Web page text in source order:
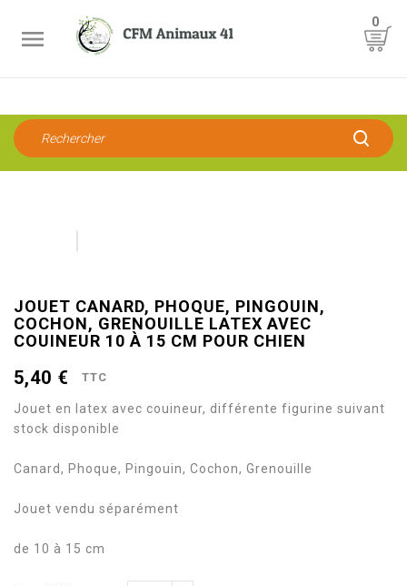

0
JOUET CANARD, PHOQUE, PINGOUIN,
COCHON, GRENOUILLE LATEX AVEC
COUINEUR 10 À 15 CM POUR CHIEN
5,40 € TTC
Jouet en latex avec couineur, différente figurine suivant
stock disponible
Canard, Phoque, Pingouin, Cochon, Grenouille
Jouet vendu séparément
de 10 à 15 cm